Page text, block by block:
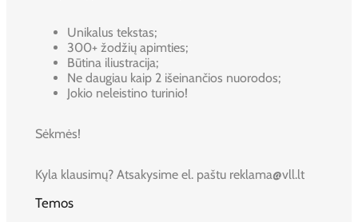
Unikalus tekstas;
300+ žodžių apimties;
Būtina iliustracija;
Ne daugiau kaip 2 išeinančios nuorodos;
Jokio neleistino turinio!
Sėkmės!
Kyla klausimų? Atsakysime el. paštu reklama@vll.lt
Temos